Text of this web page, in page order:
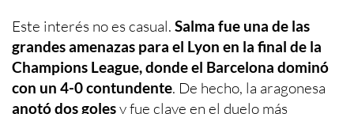
Este interés no es casual. Salma fue una de las
grandes amenazas para el Lyon en la final de la
Champions League, donde el Barcelona dominó
con un 4-0 contundente. De hecho, la aragonesa
anotó dos golesy fue clave en el duelo más